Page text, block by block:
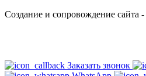
Создание и сопровождение сайта -
Заказать звонок